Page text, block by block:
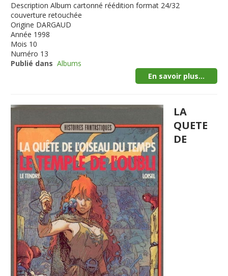
Description Album cartonné réédition format 24/32
couverture retouchée
Origine DARGAUD
Année 1998
Mois 10
Numéro 13
Publié dans Albums
En savoir plus...
LA
QUETE
DE